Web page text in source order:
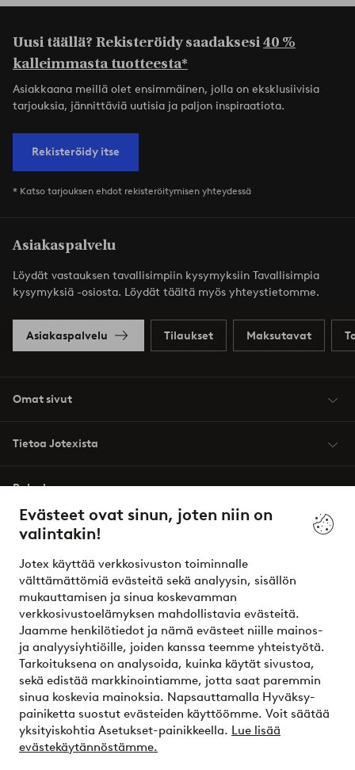
Evästeet ovat sinun, joten niin on
valintakin!
Jotex käyttää verkkosivuston toiminnalle
välttämättömiä evästeitä sekä analyysin, sisällön
mukauttamisen ja sinua koskevamman
verkkosivustoelämyksen mahdollistavia evästeitä.
Jaamme henkilötiedot ja nämä evästeet niille mainos-
ja analyysiyhtiöille, joiden kanssa teemme yhteistyötä.
Tarkoituksena on analysoida, kuinka käytät sivustoa,
sekä edistää markkinointiamme, jotta saat paremmin
sinua koskevia mainoksia. Napsauttamalla Hyväksy-
painiketta suostut evästeiden käyttöömme. Voit säätää
yksityiskohtia Asetukset-painikkeella. Lue lisää
evästekäytännöstämme.
Uusi täällä? Rekisteröidy saadaksesi40 %
kalleimmasta tuotteesta*
Asiakkaana meillä olet ensimmäinen, jolla on eksklusiivisia
tarjouksia, jännittäviä uutisia ja paljon inspiraatiota.
Rekisteröidy itse
* Katso tarjouksen ehdot rekisteröitymisen yhteydessä
Asiakaspalvelu
Löydät vastauksen tavallisimpiin kysymyksiin Tavallisimpia
kysymyksiä -osiosta. Löydät täältä myös yhteystietomme.
Asiakaspalvelu Tilaukset Maksutavat
Omat sivut
Tietoa Jotexista
Palvelumme
Ehdot
Ystävät
Turvalliset maksut – maksa nyt tai erissä
Haluatko tietää lisää maksuvaihtoehdoistamme?
elpy